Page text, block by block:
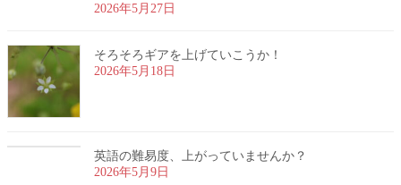
2026年5月27日
そろそろギアを上げていこうか！
2026年5月18日
英語の難易度、上がっていませんか？
2026年5月9日